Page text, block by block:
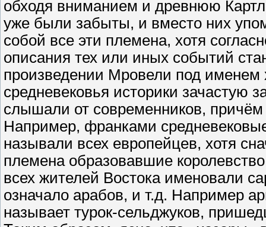
обходя вниманием и древнюю
уже были забыты, и вместо них
собой все эти племена, хотя
описания тех или иных событий
произведении Мровели под именем
средневековья историки зачастую
слышали от современников,
Например, франками
называли всех европейцев, хотя
племена образовавшие
всех жителей Востока именовали
означало арабов, и т.д. Например
называет турок-сельджуков,